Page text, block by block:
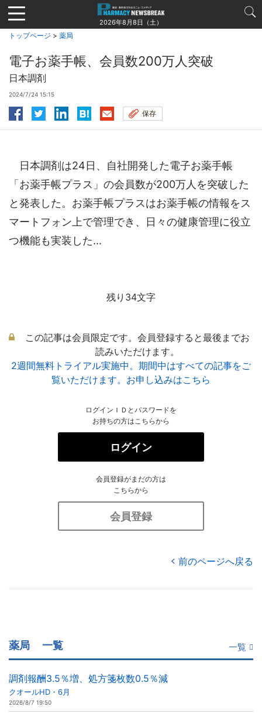
Jump
to
navigation
2026年8月8日（土）
トップページ > 薬局
電子お薬手帳、会員数200万人突破
日本調剤
2024/7/24 15:15
保存
日本調剤は24日、自社開発した電子お薬手帳
「お薬手帳プラス」の会員数が200万人を突破した
と発表した。お薬手帳プラスはお薬手帳の情報をス
マートフォン上で管理でき、日々の健康管理に役立
つ機能も実装した...
残り34文字
この記事は会員限定です。会員登録すると最後までお
読みいただけます。
2週間無料トライアル実施中。期間中はすべての記事をご
覧いただけます。お申し込みはこちら
ログインＩＤとパスワードを
お持ちの方はこちらから
ログイン
会員登録がまだの方は
こちらから
会員登録
前のページへ戻る
薬局 一覧 一覧
調剤報酬3.5％増、処方箋枚数0.5％減
クオールHD・6月
2026/8/7 19:50